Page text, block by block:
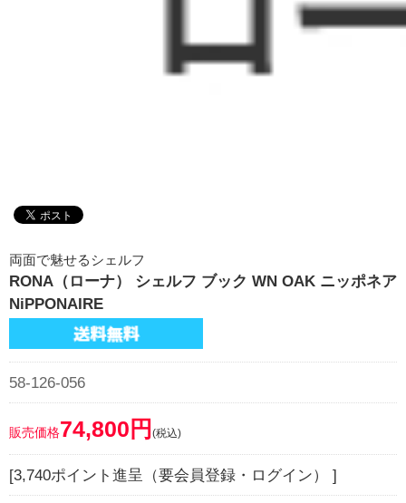
両面で魅せるシェルフ
RONA（ローナ） シェルフ ブック WN OAK ニッポネア
NiPPONAIRE
58-126-056
販売価格74,800円 (税込)
[3,740ポイント進呈（要会員登録・ログイン） ]